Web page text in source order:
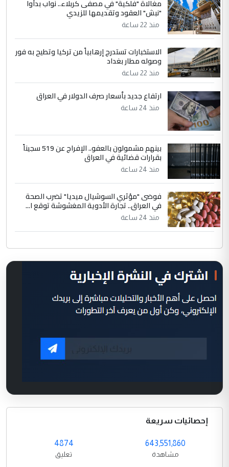
مغالاة "فلكية" في مصفى كربلاء.. نواب بدأوا
"نبش" العقود وتقديمها للزيدي
منذ 22 ساعة
الاستخبارات تستدرج إرهابياً من تركيا وتطيح به فور
وصوله مطار بغداد
منذ 22 ساعة
ارتفاع جديد بأسعار صرف الدولار في العراق
منذ 24 ساعة
بينهم مشمولون بالعفو.. الإفراج عن 519 سجيناً
بقرارات قضائية في العراق
منذ 24 ساعة
فوضى "مؤثري السوشيال ميديا" تضرب الصحة
في العراق.. تجارة الأدوية المغشوشة توقع ا...
منذ 24 ساعة
إحصائيات سريعة
643,551,860
مشاهدة
4874
تعليق